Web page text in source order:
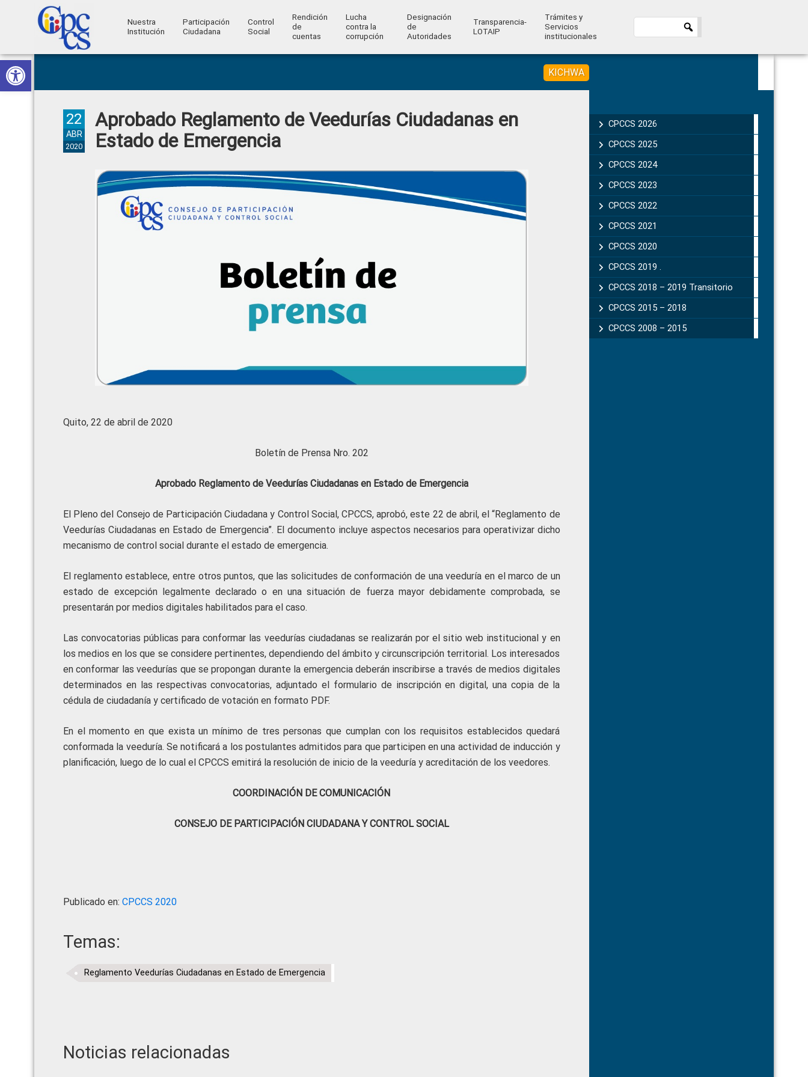
Abrir barra de herramientas
Skip
to
primary
Skip
to
main
Skip
to
primary
Skip
to
footer
Ciudadana
Control
Ciudadano
Nuestra
Institución
Participación
Ciudadana
Control
Social
Rendición
de
cuentas
Lucha
contra la
corrupción
Designación
de
Autoridades
Transparencia-
LOTAIP
Trámites y
Servicios
institucionales
KICHWA
Aprobado Reglamento de Veedurías Ciudadanas en
Estado de Emergencia
22
ABR
2020
Quito, 22 de abril de 2020
Boletín de Prensa Nro. 202
Aprobado Reglamento de Veedurías Ciudadanas en Estado de Emergencia
El Pleno del Consejo de Participación Ciudadana y Control Social, CPCCS, aprobó, este 22 de abril, el “Reglamento de
Veedurías Ciudadanas en Estado de Emergencia”. El documento incluye aspectos necesarios para operativizar dicho
mecanismo de control social durante el estado de emergencia.
El reglamento establece, entre otros puntos, que las solicitudes de conformación de una veeduría en el marco de un
estado de excepción legalmente declarado o en una situación de fuerza mayor debidamente comprobada, se
presentarán por medios digitales habilitados para el caso.
Las convocatorias públicas para conformar las veedurías ciudadanas se realizarán por el sitio web institucional y en
los medios en los que se considere pertinentes, dependiendo del ámbito y circunscripción territorial. Los interesados
en conformar las veedurías que se propongan durante la emergencia deberán inscribirse a través de medios digitales
determinados en las respectivas convocatorias, adjuntado el formulario de inscripción en digital, una copia de la
cédula de ciudadanía y certificado de votación en formato PDF.
En el momento en que exista un mínimo de tres personas que cumplan con los requisitos establecidos quedará
conformada la veeduría. Se notificará a los postulantes admitidos para que participen en una actividad de inducción y
planificación, luego de lo cual el CPCCS emitirá la resolución de inicio de la veeduría y acreditación de los veedores.
COORDINACIÓN DE COMUNICACIÓN
CONSEJO DE PARTICIPACIÓN CIUDADANA Y CONTROL SOCIAL
Publicado en: CPCCS 2020
Temas:
Reglamento Veedurías Ciudadanas en Estado de Emergencia
Noticias relacionadas
Sidebar
CPCCS 2026
CPCCS 2025
CPCCS 2024
CPCCS 2023
CPCCS 2022
CPCCS 2021
CPCCS 2020
CPCCS 2019 .
CPCCS 2018 – 2019 Transitorio
CPCCS 2015 – 2018
CPCCS 2008 – 2015